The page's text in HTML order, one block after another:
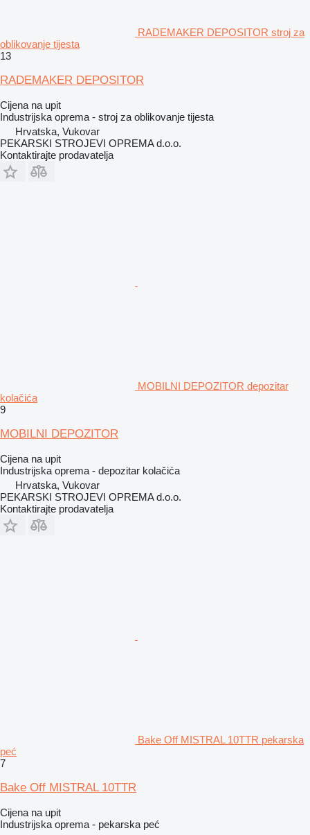
RADEMAKER DEPOSITOR stroj za
oblikovanje tijesta
13
RADEMAKER DEPOSITOR
Cijena na upit
Industrijska oprema - stroj za oblikovanje tijesta
Hrvatska, Vukovar
PEKARSKI STROJEVI OPREMA d.o.o.
Kontaktirajte prodavatelja
MOBILNI DEPOZITOR depozitar
kolačića
9
MOBILNI DEPOZITOR
Cijena na upit
Industrijska oprema - depozitar kolačića
Hrvatska, Vukovar
PEKARSKI STROJEVI OPREMA d.o.o.
Kontaktirajte prodavatelja
Bake Off MISTRAL 10TTR pekarska
peć
7
Bake Off MISTRAL 10TTR
Cijena na upit
Industrijska oprema - pekarska peć